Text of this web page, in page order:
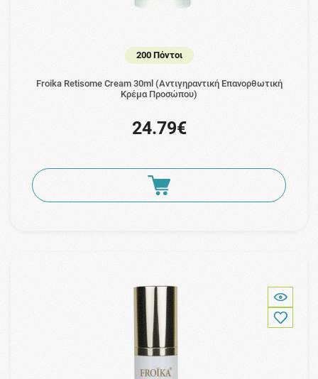
200 Πόντοι
Froika Retisome Cream 30ml (Αντιγηραντική Επανορθωτική
Κρέμα Προσώπου)
24.79€